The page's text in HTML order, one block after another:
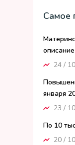
Самое
24 /
января
23 /
По 10
20 /